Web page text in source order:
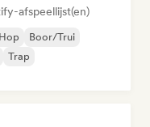
afspeellijst(en)
Boor/Trui
Trap